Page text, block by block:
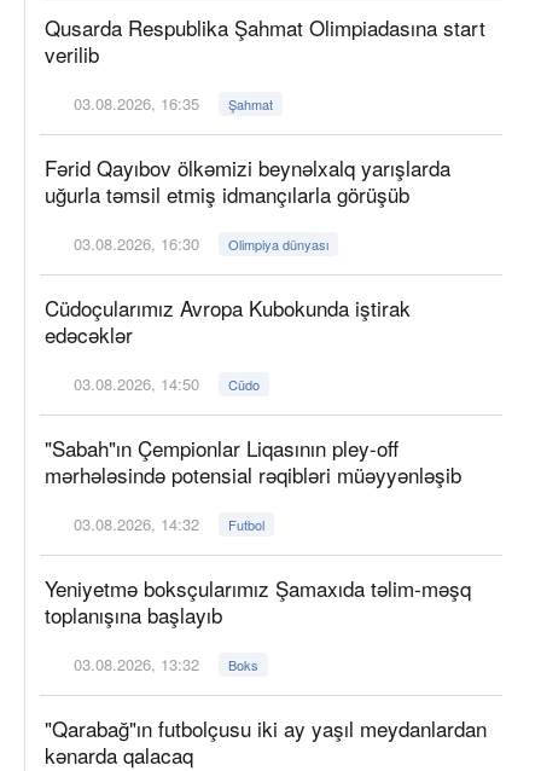
Qusarda Respublika Şahmat Olimpiadasına start
verilib
03.08.2026, 16:35 Şahmat
Fərid Qayıbov ölkəmizi beynəlxalq yarışlarda
uğurla təmsil etmiş idmançılarla görüşüb
03.08.2026, 16:30 Olimpiya dünyası
Cüdoçularımız Avropa Kubokunda iştirak
edəcəklər
03.08.2026, 14:50 Cüdo
"Sabah"ın Çempionlar Liqasının pley-off
mərhələsində potensial rəqibləri müəyyənləşib
03.08.2026, 14:32 Futbol
Yeniyetmə boksçularımız Şamaxıda təlim-məşq
toplanışına başlayıb
03.08.2026, 13:32 Boks
"Qarabağ"ın futbolçusu iki ay yaşıl meydanlardan
kənarda qalacaq